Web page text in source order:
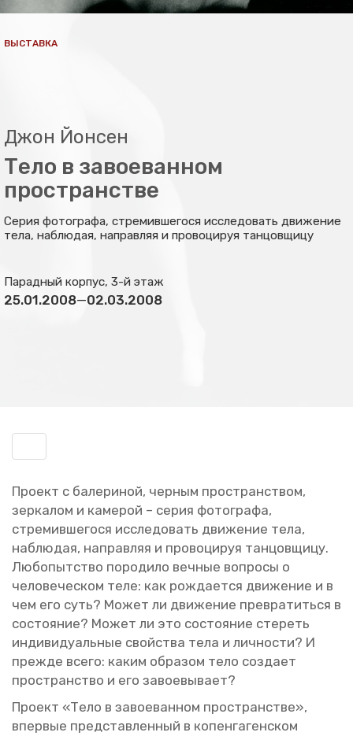
ВЫСТАВКА
Джон Йонсен
Тело в завоеванном
пространстве
Серия фотографа, стремившегося исследовать движение
тела, наблюдая, направляя и провоцируя танцовщицу
Парадный корпус, 3-й этаж
25.01.2008—02.03.2008
Про­ект с ба­ле­ри­ной, чер­ным про­стран­ством,
зер­ка­лом и ка­ме­рой – серия фо­то­гра­фа,
стре­мив­ше­го­ся ис­сле­до­вать дви­же­ние тела,
на­блю­дая, на­прав­ляя и про­во­ци­руя тан­цов­щи­цу.
Лю­бо­пыт­ство по­ро­ди­ло веч­ные во­про­сы о
че­ло­ве­че­ском теле: как рож­да­ет­ся дви­же­ние и в
чем его суть? Может ли дви­же­ние пре­вра­тить­ся в
со­сто­я­ние? Может ли это со­сто­я­ние сте­реть
ин­ди­ви­ду­аль­ные свой­ства тела и лич­но­сти? И
пре­жде всего: каким об­ра­зом тело со­зда­ет
про­стран­ство и его за­во­е­вы­ва­ет?
Про­ект «Тело в за­во­е­ван­ном про­стран­стве»,
впер­вые пред­став­лен­ный в ко­пен­га­ген­ском